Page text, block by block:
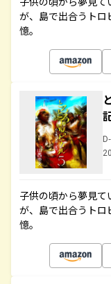
が、島で出合うト
憶。
子供の頃から夢見
が、島で出合うト
憶。